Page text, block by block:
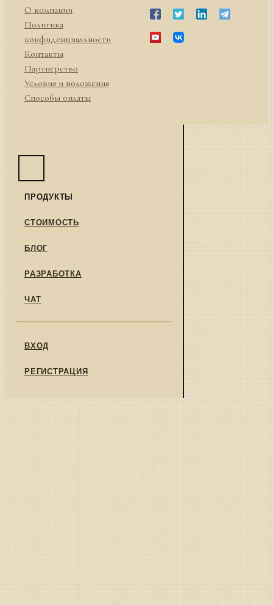
О компании
Политика
конфиденциальности
Контакты
Партнерство
Условия и положения
Способы оплаты
ПРОДУКТЫ
СТОИМОСТЬ
БЛОГ
РАЗРАБОТКА
ЧАТ
ВХОД
РЕГИСТРАЦИЯ